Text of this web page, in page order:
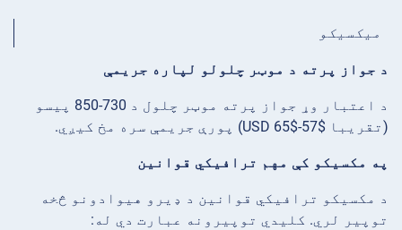
میکسیکو
د جواز پرته د موټر چلولو لپاره جریمې
د اعتبار وړ جواز پرته موټر چلول د 730-850 پیسو
(تقریبا $57-$65 USD) پورې جریمې سره مخ کیږي.
په مکسیکو کې مهم ترافیکي قوانین
د مکسیکو ترافیکي قوانین د ډیرو هیوادونو څخه
توپیر لري. کلیدي توپیرونه عبارت دي له: